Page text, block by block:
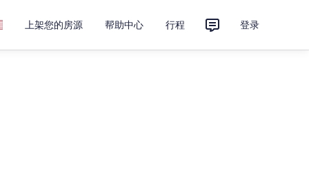
上架您的房源 帮助中心 行程 登录